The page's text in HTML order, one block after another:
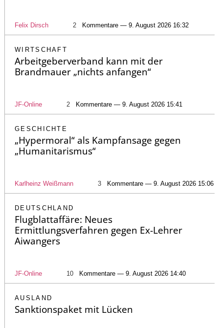
Felix Dirsch 2 Kommentare — 9. August 2026 16:32
WIRTSCHAFT
Arbeitgeberverband kann mit der
Brandmauer „nichts anfangen“
JF-Online 2 Kommentare — 9. August 2026 15:41
GESCHICHTE
„Hypermoral“ als Kampfansage gegen
„Humanitarismus“
Karlheinz Weißmann 3 Kommentare — 9. August 2026 15:06
DEUTSCHLAND
Flugblattaffäre: Neues
Ermittlungsverfahren gegen Ex-Lehrer
Aiwangers
JF-Online 10 Kommentare — 9. August 2026 14:40
AUSLAND
Sanktionspaket mit Lücken